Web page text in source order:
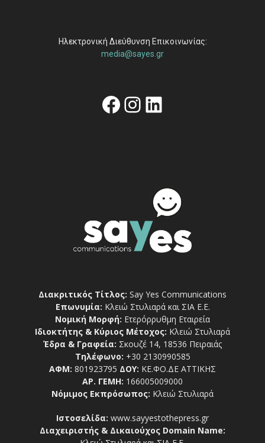
Ηλεκτρονική Διεύθυνση Επικοινωνίας:
media@sayes.gr
Facebook
Instagram
Linkedin
Διακριτικός Τίτλος: Say Yes Communications
Επωνυμία: Κλειώ Στυλιαρά και ΣΙΑ Ε.Ε.
Νομική Μορφή: Ετερόρρυθμη Εταιρεία
Ιδιοκτήτης & Κύριος Μέτοχος: Κλειώ Στυλιαρά
Έδρα & Γραφεία: Σκουζέ 14, 18536 Πειραιάς
Τηλέφωνο: +30 2130990585
ΑΦΜ: 801923795 ΔΟΥ: ΚΕ.ΦΟ.ΔΕ ΑΤΤΙΚΗΣ
ΑΡ. ΓΕΜΗ: 166005009000
Νόμιμος Εκπρόσωπος: Κλειώ Στυλιαρά
Ιστοσελίδα: www.sayyestothepress.gr
Διαχειριστής & Δικαιούχος Domain Name: